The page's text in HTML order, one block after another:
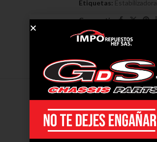
Etiquetas: Estabilizadora
Compartir:
DESCRIPCIÓN